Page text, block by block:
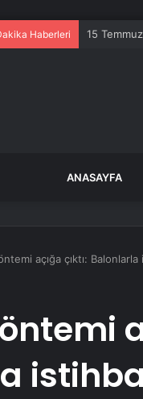
Haberleri 15
ANASAYFA
açığa çıktı: